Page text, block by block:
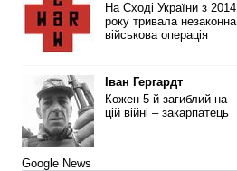
На Сході України з 2014
року тривала незаконна
військова операція
Іван Гергардт
Кожен 5-й загиблий на
цій війні – закарпатець
Google News